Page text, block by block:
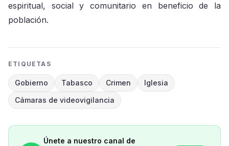
espiritual, social y comunitario en beneficio de la
población.
ETIQUETAS
Gobierno Tabasco Crimen
Iglesia
Cámaras de videovigilancia
Únete a nuestro canal de